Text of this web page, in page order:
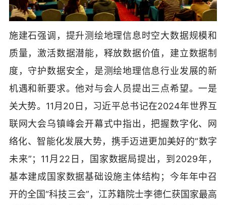
施建石强调，提升测绘地理信息时空大数据规模和
质量，激活数据潜能，释放数据价值，建立数据制
度，守护数据安全，是测绘地理信息行业发展的新
机遇和新要求。他对与会人员提出三点希望。一是
关大势。11月20日，习近平总书记在2024年世界互
联网大会乌镇峰会开幕式中指出，把握数字化、网
络化、智能化发展大势，携手迈进更加美好的“数字
未来”；11月22日，国家数据局提出，到2029年，
基本建成国家数据基础设施主体结构；今年年中召
开的全国“科技三会”，江苏籍院士李德仁获国家最高